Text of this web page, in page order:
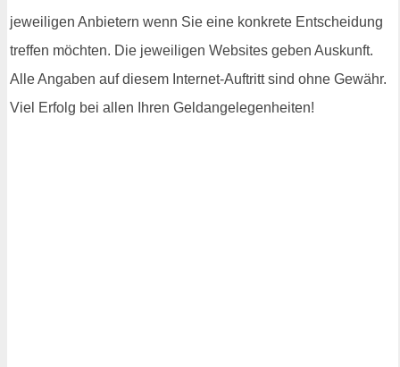
jeweiligen Anbietern wenn Sie eine konkrete Entscheidung
treffen möchten. Die jeweiligen Websites geben Auskunft.
Alle Angaben auf diesem Internet-Auftritt sind ohne Gewähr.
Viel Erfolg bei allen Ihren Geldangelegenheiten!